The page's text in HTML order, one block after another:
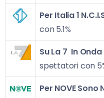
Per Italia 1 N
con 5.1%
Su La 7 In Onda
spettatori con
Per NOVESono